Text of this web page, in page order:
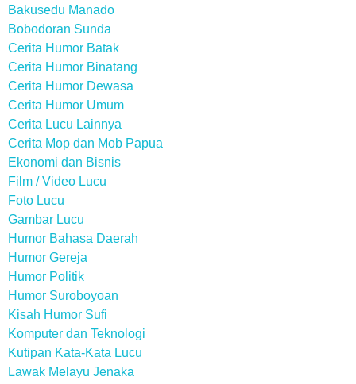
Bakusedu Manado
Bobodoran Sunda
Cerita Humor Batak
Cerita Humor Binatang
Cerita Humor Dewasa
Cerita Humor Umum
Cerita Lucu Lainnya
Cerita Mop dan Mob Papua
Ekonomi dan Bisnis
Film / Video Lucu
Foto Lucu
Gambar Lucu
Humor Bahasa Daerah
Humor Gereja
Humor Politik
Humor Suroboyoan
Kisah Humor Sufi
Komputer dan Teknologi
Kutipan Kata-Kata Lucu
Lawak Melayu Jenaka